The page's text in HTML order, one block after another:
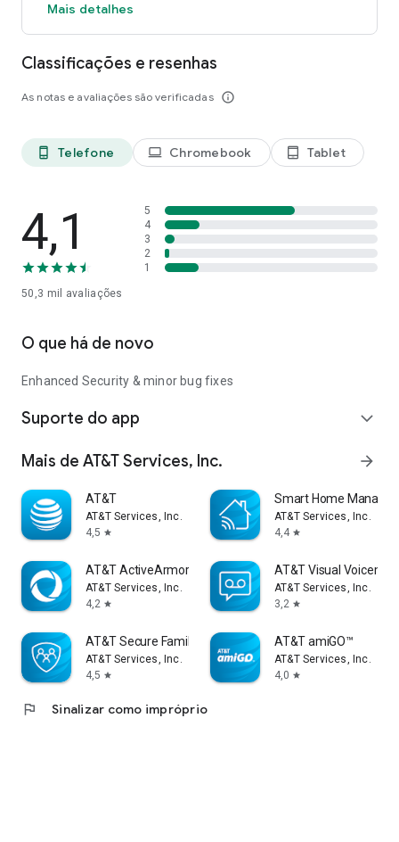
Mais detalhes
Classificações e resenhas
As notas e avaliações são verificadas info_outline
phone_android Telefone laptop Chromebook tablet_android Tablet
4,1
50,3 mil avaliações
5
4
3
2
1
O que há de novo
Enhanced Security & minor bug fixes
Suporte do app expand_more
Mais de AT&T Services, Inc. arrow_forward
AT&T
AT&T Services, Inc.
4,5 star
Smart Home Manager
AT&T Services, Inc.
4,4 star
AT&T ActiveArmor®
AT&T Services, Inc.
4,2 star
AT&T Visual Voicemail
AT&T Services, Inc.
3,2 star
AT&T Secure Family® parent app
AT&T Services, Inc.
4,5 star
AT&T amiGO™
AT&T Services, Inc.
4,0 star
flag Sinalizar como impróprio